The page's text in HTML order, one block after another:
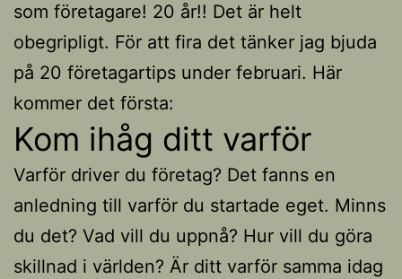
som företagare! 20 år!! Det är helt
obegripligt. För att fira det tänker jag bjuda
på 20 företagartips under februari. Här
kommer det första:
Kom ihåg ditt varför
Varför driver du företag? Det fanns en
anledning till varför du startade eget. Minns
du det? Vad vill du uppnå? Hur vill du göra
skillnad i världen? Är ditt varför samma idag